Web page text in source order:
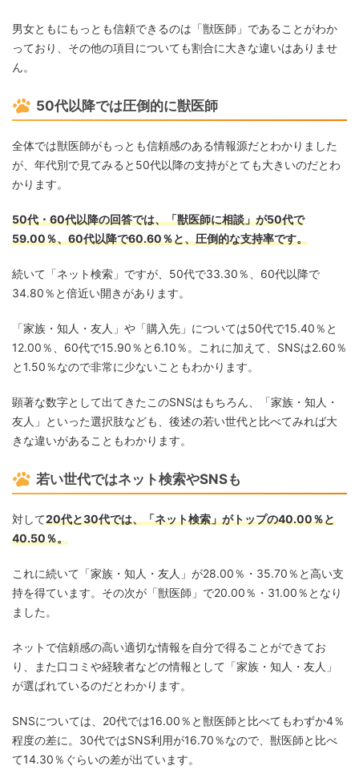
男女ともにもっとも信頼できるのは「獣医師」であることがわか
っており、その他の項目についても割合に大きな違いはありませ
ん。
50代以降では圧倒的に獣医師
全体では獣医師がもっとも信頼感のある情報源だとわかりました
が、年代別で見てみると50代以降の支持がとても大きいのだとわ
かります。
50代・60代以降の回答では、「獣医師に相談」が50代で
59.00％、60代以降で60.60％と、圧倒的な支持率です。
続いて「ネット検索」ですが、50代で33.30％、60代以降で
34.80％と倍近い開きがあります。
「家族・知人・友人」や「購入先」については50代で15.40％と
12.00％、60代で15.90％と6.10％。これに加えて、SNSは2.60％
と1.50％なので非常に少ないこともわかります。
顕著な数字として出てきたこのSNSはもちろん、「家族・知人・
友人」といった選択肢なども、後述の若い世代と比べてみれば大
きな違いがあることもわかります。
若い世代ではネット検索やSNSも
対して20代と30代では、「ネット検索」がトップの40.00％と
40.50％。
これに続いて「家族・知人・友人」が28.00％・35.70％と高い支
持を得ています。その次が「獣医師」で20.00％・31.00％となり
ました。
ネットで信頼感の高い適切な情報を自分で得ることができてお
り、また口コミや経験者などの情報として「家族・知人・友人」
が選ばれているのだとわかります。
SNSについては、20代では16.00％と獣医師と比べてもわずか4％
程度の差に。30代ではSNS利用が16.70％なので、獣医師と比べ
て14.30％ぐらいの差が出ています。